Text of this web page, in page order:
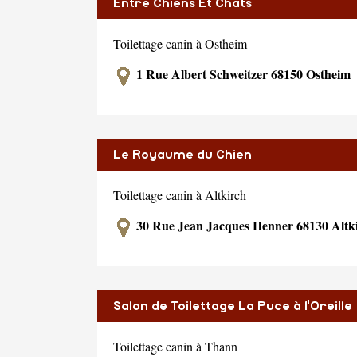
Entre Chiens Et Chats
Toilettage canin à Ostheim
1 Rue Albert Schweitzer 68150 Ostheim
Le Royaume du Chien
Toilettage canin à Altkirch
30 Rue Jean Jacques Henner 68130
Salon de Toilettage La Puce à l'Oreille
Toilettage canin à Thann